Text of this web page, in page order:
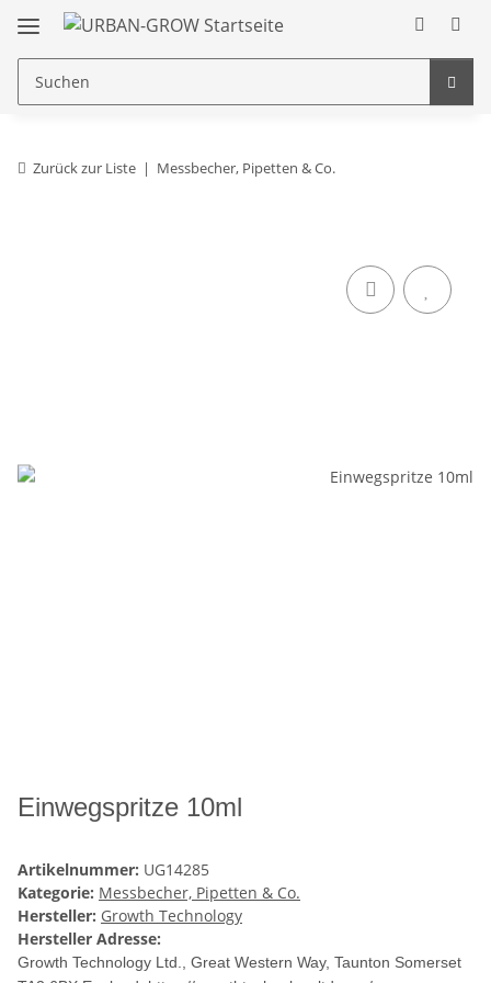
Zurück zur Liste Messbecher, Pipetten & Co.
Einwegspritze 10ml
Artikelnummer: UG14285
Kategorie: Messbecher, Pipetten & Co.
Hersteller: Growth Technology
Hersteller Adresse:
Growth Technology Ltd., Great Western Way, Taunton Somerset